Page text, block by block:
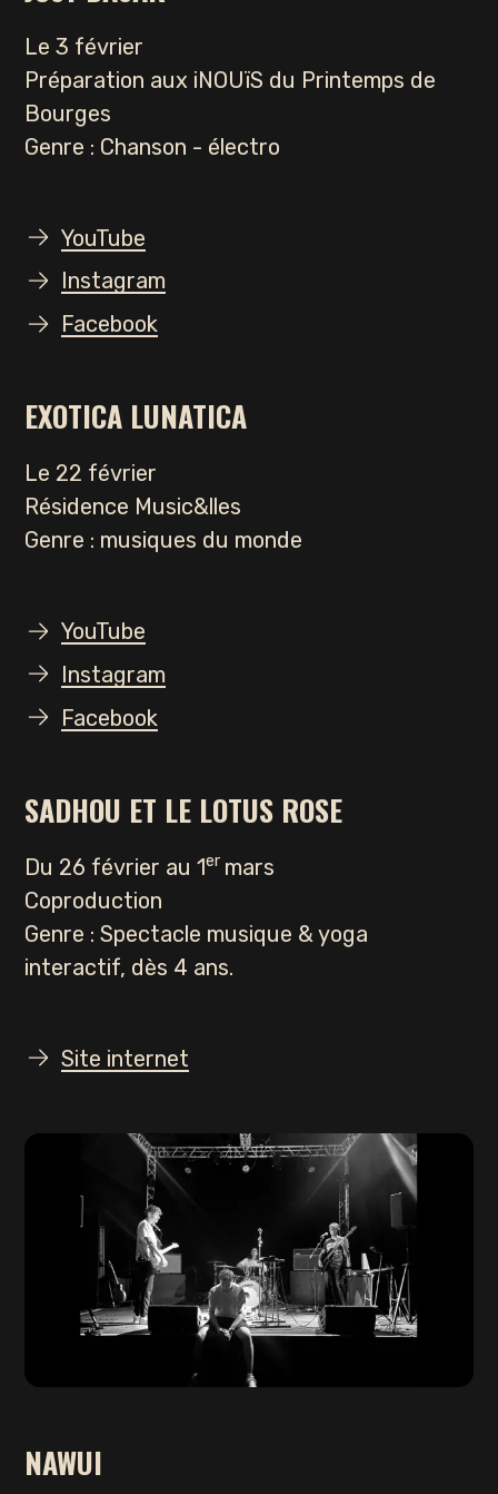
Le 3 février
Préparation aux iNOUïS du Printemps de
Bourges
Genre : Chanson - électro
YouTube
Instagram
Facebook
EXOTICA LUNATICA
Le 22 février
Résidence Music&lles
Genre : musiques du monde
YouTube
Instagram
Facebook
SADHOU ET LE LOTUS ROSE
Du 26 février au 1er mars
Coproduction
Genre : Spectacle musique & yoga
interactif, dès 4 ans.
Site internet
NAWUI